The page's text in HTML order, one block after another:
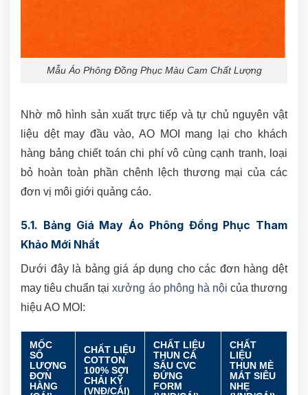
Mẫu Áo Phông Đồng Phục Màu Cam Chất Lượng
Nhờ mô hình sản xuất trực tiếp và tự chủ nguyên vật
liệu dệt may đầu vào, AO MOI mang lại cho khách
hàng bảng chiết toán chi phí vô cùng cạnh tranh, loại
bỏ hoàn toàn phần chênh lệch thương mại của các
đơn vị môi giới quảng cáo.
5.1. Bảng Giá May Áo Phông Đồng Phục Tham
Khảo Mới Nhất
Dưới đây là bảng giá áp dụng cho các đơn hàng dệt
may tiêu chuẩn tạixưởng áo phông hà nội của thương
hiệu AO MOI:
MỐC
SỐ
LƯỢNG
ĐƠN
HÀNG
CHẤT LIỆU
COTTON
100% SỢI
CHẢI KỸ
(VNĐ/CÁI)
CHẤT LIỆU
THUN CÁ
SẤU CVC
ĐỨNG
FORM
CHẤT
LIỆU
THUN MÈ
MÁT SIÊU
NHẸ